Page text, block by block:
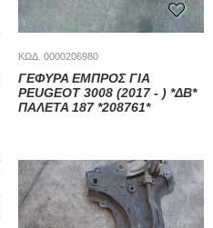
ΚΩΔ. 0000206980
ΓΕΦΥΡΑ ΕΜΠΡΟΣ ΓΙΑ
PEUGEOT 3008 (2017 - ) *ΔΒ*
ΠΑΛΕΤΑ 187 *208761*